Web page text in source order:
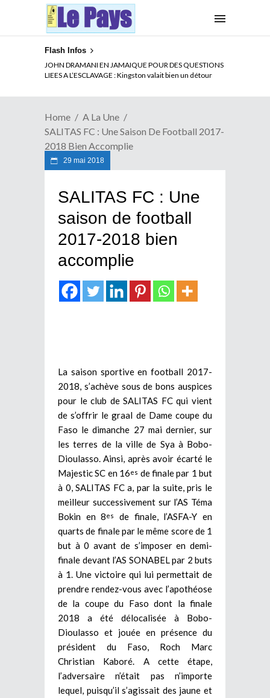
Flash Infos
JOHN DRAMANI EN JAMAIQUE POUR DES QUESTIONS
LIEES A L’ESCLAVAGE : Kingston valait bien un détour
ELECTION DE TALON A LA TETE DU SENAT BENINOIS :
Quand Patrice quitte le pouvoir sans partir !
Home
A La Une
SALITAS FC : Une Saison De Football 2017-
2018 Bien Accomplie
29 mai 2018
SALITAS FC : Une
saison de football
2017-2018 bien
accomplie
La saison sportive en football 2017-
2018, s’achève sous de bons auspices
pour le club de SALITAS FC qui vient
de s’offrir le graal de Dame coupe du
Faso le dimanche 27 mai dernier, sur
les terres de la ville de Sya à Bobo-
Dioulasso. Ainsi, après avoir écarté le
Majestic SC en 16es de finale par 1 but
à 0, SALITAS FC a, par la suite, pris le
meilleur successivement sur l’AS Téma
Bokin en 8es
de finale, l’ASFA-Y en
quarts de finale par le même score de 1
but à 0 avant de s’imposer en demi-
finale devant l’AS SONABEL par 2 buts
à 1. Une victoire qui lui permettait de
prendre rendez-vous avec l’apothéose
de la coupe du Faso dont la finale
2018 a été délocalisée à Bobo-
Dioulasso et jouée en présence du
président du Faso, Roch Marc
Christian Kaboré. A cette étape,
l’adversaire n’était pas n’importe
lequel, puisqu’il s’agissait des jaune et